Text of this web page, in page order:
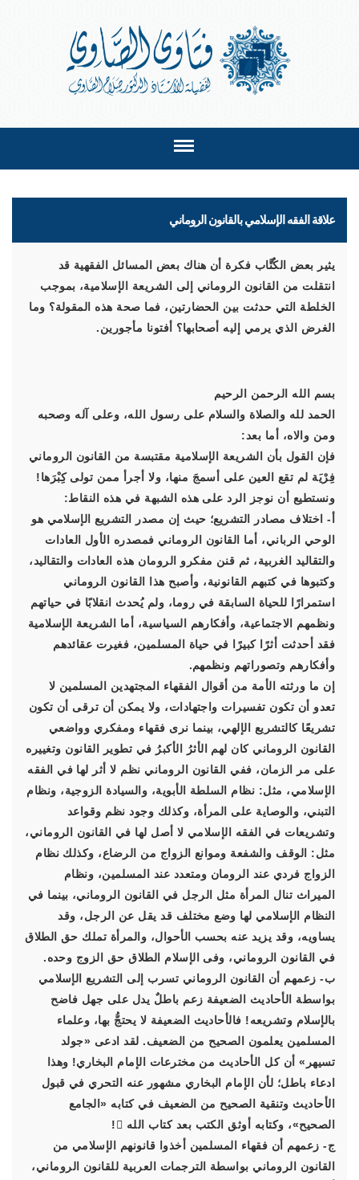
علاقة الفقه الإسلامي بالقانون الروماني
يثير بعض الكُتَّاب فكرة أن هناك بعض المسائل الفقهية قد
انتقلت من القانون الروماني إلى الشريعة الإسلامية، بموجب
الخلطة التي حدثت بين الحضارتين، فما صحة هذه المقولة؟ وما
الغرض الذي يرمي إليه أصحابها؟ أفتونا مأجورين.
بسم الله الرحمن الرحيم
الحمد لله والصلاة والسلام على رسول الله، وعلى آله وصحبه
ومن والاه، أما بعد:
فإن القول بأن الشريعة الإسلامية مقتبسة من القانون الروماني
فِرْيَة لم تقع العين على أسمجَ منها، ولا أجرأ ممن تولى كِبْرَها!
ونستطيع أن نوجز الرد على هذه الشبهة في هذه النقاط:
أ- اختلاف مصادر التشريع؛ حيث إن مصدر التشريع الإسلامي هو
الوحي الرباني، أما القانون الروماني فمصدره الأول العادات
والتقاليد الغربية، ثم قنن مفكرو الرومان هذه العادات والتقاليد،
وكتبوها في كتبهم القانونية، وأصبح هذا القانون الروماني
استمرارًا للحياة السابقة في روما، ولم يُحدث انقلابًا في حياتهم
ونظمهم الاجتماعية، وأفكارهم السياسية، أما الشريعة الإسلامية
فقد أحدثت أثرًا كبيرًا في حياة المسلمين، فغيرت عقائدهم
وأفكارهم وتصوراتهم ونظمهم.
إن ما ورثته الأمة من أقوال الفقهاء المجتهدين المسلمين لا
تعدو أن تكون تفسيرات واجتهادات، ولا يمكن أن ترقى أن تكون
تشريعًا كالتشريع الإلهي، بينما نرى فقهاء ومفكري وواضعي
القانون الروماني كان لهم الأثرُ الأكبرُ في تطوير القانون وتغييره
على مر الزمان، ففي القانون الروماني نظم لا أثر لها في الفقه
الإسلامي، مثل: نظام السلطة الأبوية، والسيادة الزوجية، ونظام
التبني، والوصاية على المرأة، وكذلك وجود نظم وقواعد
وتشريعات في الفقه الإسلامي لا أصل لها في القانون الروماني،
مثل: الوقف والشفعة وموانع الزواج من الرضاع، وكذلك نظام
الزواج فردي عند الرومان ومتعدد عند المسلمين، ونظام
الميراث تنال المرأة مثل الرجل في القانون الروماني، بينما في
النظام الإسلامي لها وضع مختلف قد يقل عن الرجل، وقد
يساويه، وقد يزيد عنه بحسب الأحوال، والمرأة تملك حق الطلاق
في القانون الروماني، وفى الإسلام الطلاق حق الزوج وحده.
ب- زعمهم أن القانون الروماني تسرب إلى التشريع الإسلامي
بواسطة الأحاديث الضعيفة زعم باطلٌ يدل على جهل فاضح
بالإسلام وتشريعه! فالأحاديث الضعيفة لا يحتجُّ بها، وعلماء
المسلمين يعلمون الصحيح من الضعيف. لقد ادعى «جولد
تسيهر» أن كل الأحاديث من مخترعات الإمام البخاري! وهذا
ادعاء باطل؛ لأن الإمام البخاري مشهور عنه التحري في قبول
الأحاديث وتنقية الصحيح من الضعيف في كتابه «الجامع
الصحيح»، وكتابه أوثق الكتب بعد كتاب الله !
ج- زعمهم أن فقهاء المسلمين أخذوا قانونهم الإسلامي من
القانون الروماني بواسطة الترجمات العربية للقانون الروماني،